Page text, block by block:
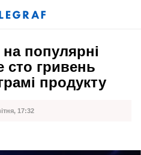
популярні
сто гривень
продукту
17:32